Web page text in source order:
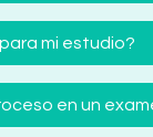
mi estudio?
en un